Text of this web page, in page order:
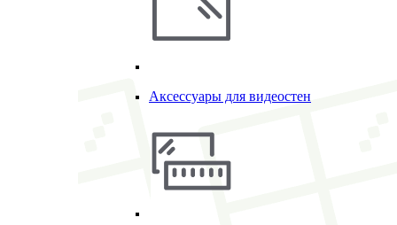
Аксессуары для видеостен